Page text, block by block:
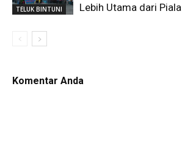
TELUK BINTUNI
Lebih Utama dari Piala
Komentar Anda